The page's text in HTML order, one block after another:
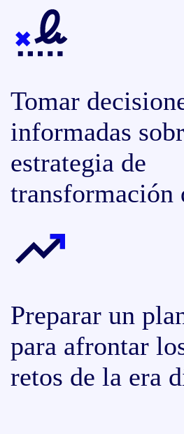
Tomar
informadas
estrategia de
transformación
Preparar un
para afrontar
retos de la era